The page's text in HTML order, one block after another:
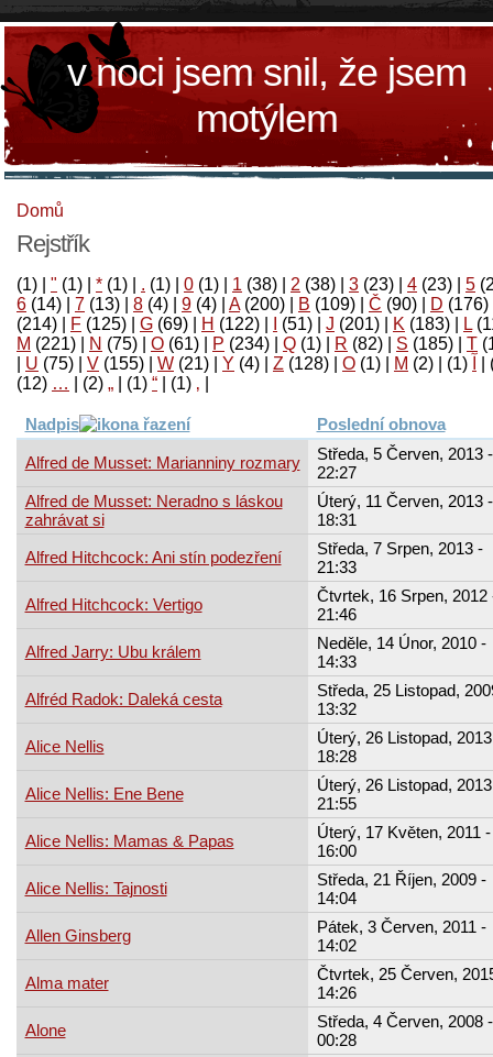
v noci jsem snil, že jsem
motýlem
Domů
Rejstřík
(1) " (1) * (1) . (1) 0 (1) 1 (38) 2 (38) 3 (23) 4 (23) 5
6 (14) 7 (13) 8 (4) 9 (4) A(200) B (109) Č (90) D (176)
(214)
F (125) G (69) H (122) (51) J (201) K (183) L
M (221) N (75) O (61) P (234) Q (1) R (82) S (185) T
U (75) V (155) W (21) Y (4) Z (128) Ο (1) М (2)
(1)
‚
(1)
“
(1)
„
(2)
…
(12)
Nadpis Poslední obnova
Alfred de Musset: Marianniny rozmary
Středa, 5 Červen, 2013 -
22:27
Alfred de Musset: Neradno s láskou
zahrávat si
Úterý, 11 Červen, 2013 -
18:31
Alfred Hitchcock: Ani stín podezření
Středa, 7 Srpen, 2013 -
21:33
Alfred Hitchcock: Vertigo
Čtvrtek, 16 Srpen, 2012
21:46
Alfred Jarry: Ubu králem
Neděle, 14 Únor, 2010 -
14:33
Alfréd Radok: Daleká cesta
Středa, 25 Listopad,
13:32
Alice Nellis
Úterý, 26 Listopad,
18:28
Alice Nellis: Ene Bene
Úterý, 26 Listopad,
21:55
Alice Nellis: Mamas & Papas
Úterý, 17 Květen, 2011 -
16:00
Alice Nellis: Tajnosti
Středa, 21 Říjen, 2009 -
14:04
Allen Ginsberg
Pátek, 3 Červen, 2011 -
14:02
Alma mater
Čtvrtek, 25 Červen,
14:26
Alone
Středa, 4 Červen, 2008 -
00:28